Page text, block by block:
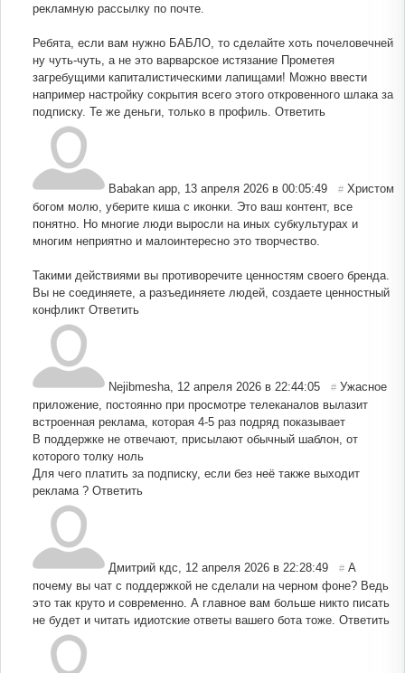
рекламную рассылку по почте.
Ребята, если вам нужно БАБЛО, то сделайте хоть почеловечней
ну чуть-чуть, а не это варварское истязание Прометея
загребущими капиталистическими лапищами! Можно ввести
например настройку сокрытия всего этого откровенного шлака за
подписку. Те же деньги, только в профиль. Ответить
Babakan app, 13 апреля 2026 в 00:05:49 # Христом
богом молю, уберите киша с иконки. Это ваш контент, все
понятно. Но многие люди выросли на иных субкультурах и
многим неприятно и малоинтересно это творчество.
Такими действиями вы противоречите ценностям своего бренда.
Вы не соединяете, а разъединяете людей, создаете ценностный
конфликт Ответить
Nejibmesha, 12 апреля 2026 в 22:44:05 # Ужасное
приложение, постоянно при просмотре телеканалов вылазит
встроенная реклама, которая 4-5 раз подряд показывает
В поддержке не отвечают, присылают обычный шаблон, от
которого толку ноль
Для чего платить за подписку, если без неё также выходит
реклама ? Ответить
Дмитрий кдс, 12 апреля 2026 в 22:28:49 # А
почему вы чат с поддержкой не сделали на черном фоне? Ведь
это так круто и современно. А главное вам больше никто писать
не будет и читать идиотские ответы вашего бота тоже. Ответить